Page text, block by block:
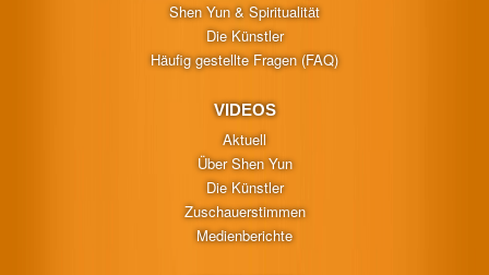
Shen Yun & Spiritualität
Die Künstler
Häufig gestellte Fragen (FAQ)
VIDEOS
Aktuell
Über Shen Yun
Die Künstler
Zuschauerstimmen
Medienberichte